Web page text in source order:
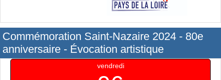
Commémoration Saint-Nazaire 2024 - 80e
anniversaire - Évocation artistique
vendredi